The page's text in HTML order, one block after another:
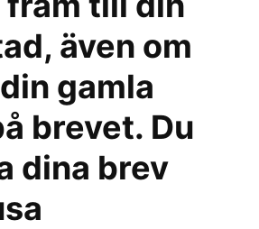
även om
gamla
brevet. Du
dina brev